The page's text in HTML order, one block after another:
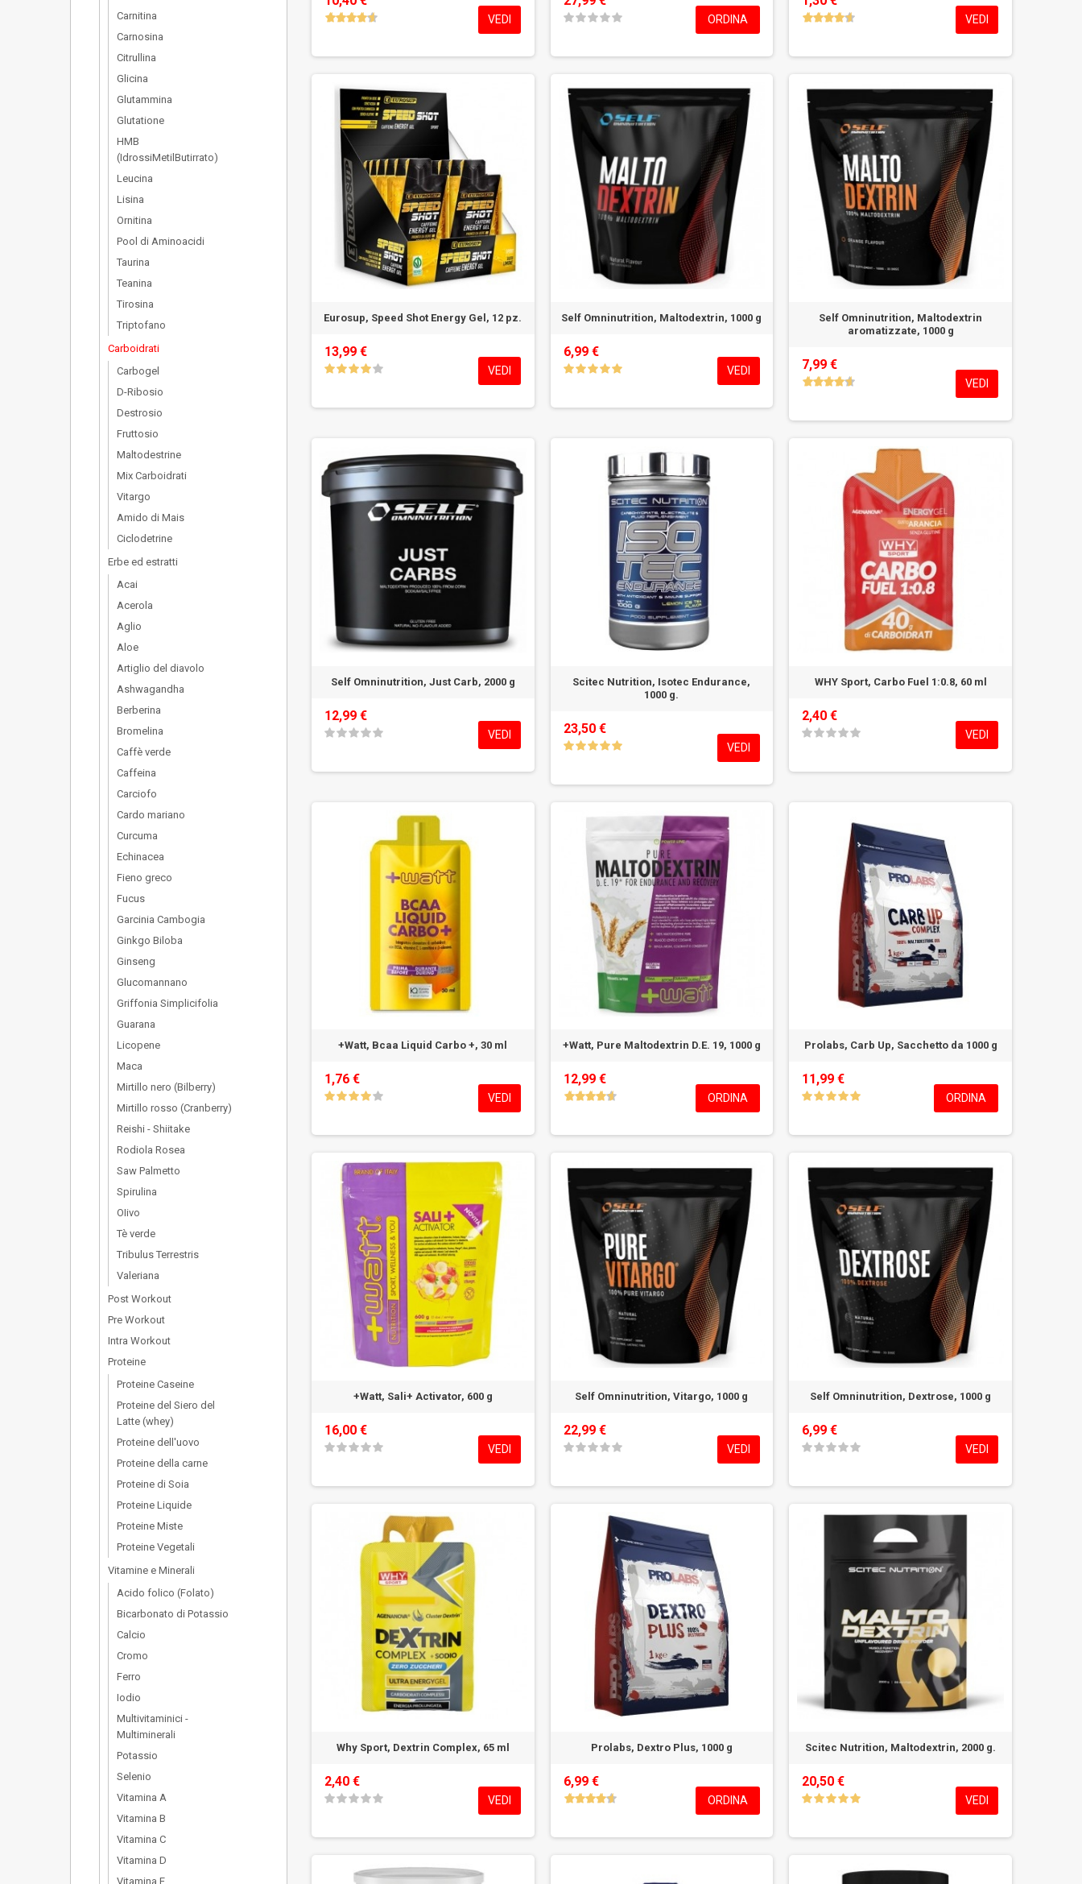
Carnitina
Carnosina
Citrullina
Glicina
Glutammina
Glutatione
HMB
(IdrossiMetilButirrato)
Leucina
Lisina
Ornitina
Pool di Aminoacidi
Taurina
Teanina
Tirosina
Triptofano
Carboidrati
Carbogel
D-Ribosio
Destrosio
Fruttosio
Maltodestrine
Mix Carboidrati
Vitargo
Amido di Mais
Ciclodetrine
Erbe ed estratti
Acai
Acerola
Aglio
Aloe
Artiglio del diavolo
Ashwagandha
Berberina
Bromelina
Caffè verde
Caffeina
Carciofo
Cardo mariano
Curcuma
Echinacea
Fieno greco
Fucus
Garcinia Cambogia
Ginkgo Biloba
Ginseng
Glucomannano
Griffonia Simplicifolia
Guarana
Licopene
Maca
Mirtillo nero (Bilberry)
Mirtillo rosso (Cranberry)
Reishi - Shiitake
Rodiola Rosea
Saw Palmetto
Spirulina
OIivo
Tè verde
Tribulus Terrestris
Valeriana
Post Workout
Pre Workout
Intra Workout
Proteine
Proteine Caseine
Proteine del Siero del
Latte (whey)
Proteine dell'uovo
Proteine della carne
Proteine di Soia
Proteine Liquide
Proteine Miste
Proteine Vegetali
Vitamine e Minerali
Acido folico (Folato)
Bicarbonato di Potassio
Calcio
Cromo
Ferro
Iodio
Multivitaminici -
Multiminerali
Potassio
Selenio
Vitamina A
Vitamina B
Vitamina C
Vitamina D
Vitamina E
VEDI ORDINA VEDI
Eurosup, Speed Shot Energy Gel, 12 pz.
13,99 €
VEDI
Self Omninutrition, Maltodextrin, 1000 g
6,99 €
VEDI
Self Omninutrition, Maltodextrin
aromatizzate, 1000 g
7,99 €
VEDI
Self Omninutrition, Just Carb, 2000 g
12,99 €
VEDI
Scitec Nutrition, Isotec Endurance,
1000 g.
23,50 €
VEDI
WHY Sport, Carbo Fuel 1:0.8, 60 ml
2,40 €
VEDI
+Watt, Bcaa Liquid Carbo +, 30 ml
1,76 €
VEDI
+Watt, Pure Maltodextrin D.E. 19, 1000 g
12,99 €
ORDINA
Prolabs, Carb Up, Sacchetto da 1000 g
11,99 €
ORDINA
+Watt, Sali+ Activator, 600 g
16,00 €
VEDI
Self Omninutrition, Vitargo, 1000 g
22,99 €
VEDI
Self Omninutrition, Dextrose, 1000 g
6,99 €
VEDI
Why Sport, Dextrin Complex, 65 ml
2,40 €
VEDI
Prolabs, Dextro Plus, 1000 g
6,99 €
ORDINA
Scitec Nutrition, Maltodextrin, 2000 g.
20,50 €
VEDI